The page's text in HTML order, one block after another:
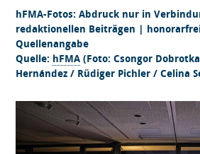
hFMA-Fotos: Abdruck nur in
redaktionellen Beiträgen |
Quellenangabe
Quelle: hFMA (Foto: Csongor
Hernández / Rüdiger Pichler / Celina